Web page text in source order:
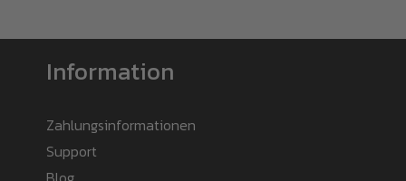
Information
Zahlungsinformationen
Support